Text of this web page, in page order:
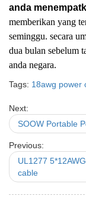
anda
memberikan yang
seminggu. secara
dua bulan sebelum
anda negara.
Tags: 18awg power
Next:
SOOW Portable
Previous:
UL1277
cable